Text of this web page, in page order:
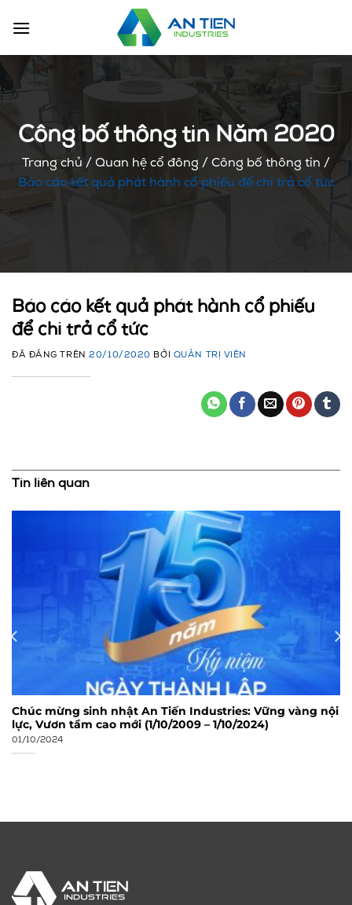
đến
dung
Công bố thông tin Năm 2020
Trang chủ / Quan hệ cổ đông / Công bố thông tin /
Báo cáo kết quả phát hành cổ phiếu để chi trả cổ tức
Báo cáo kết quả phát hành cổ phiếu
để chi trả cổ tức
ĐÃ ĐĂNG TRÊN20/10/2020 BỞI QUẢN TRỊ VIÊN
Tin liên quan
Chúc mừng sinh nhật An Tiến Industries: Vững vàng nội
lực, Vươn tầm cao mới (1/10/2009 – 1/10/2024)
01/10/2024